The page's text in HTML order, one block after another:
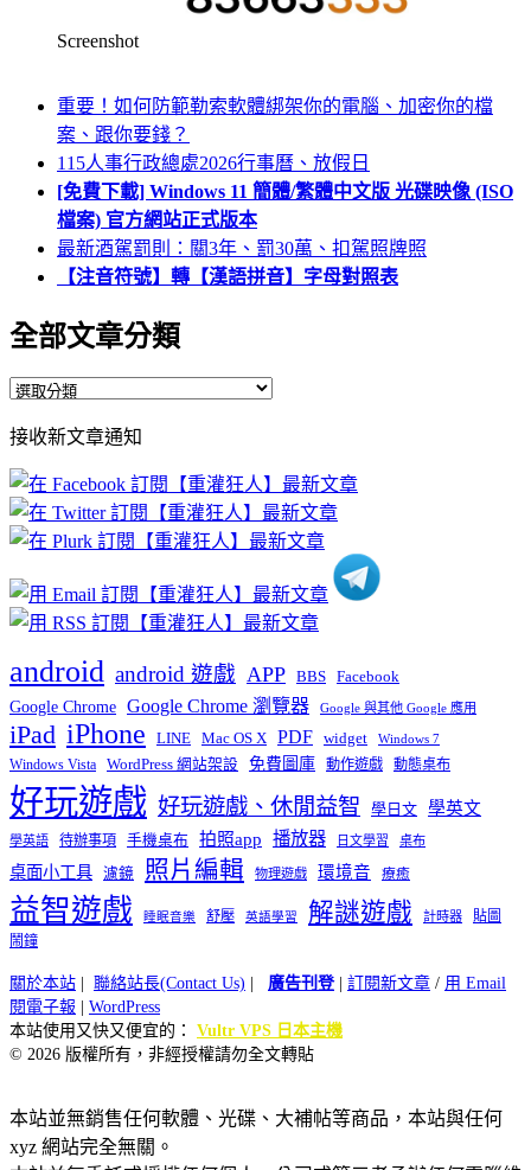
Screenshot
重要！如何防範勒索軟體綁架你的電腦、加密你的檔
案、跟你要錢？
115人事行政總處2026行事曆、放假日
[免費下載] Windows 11 簡體/繁體中文版 光碟映像 (ISO
檔案) 官方網站正式版本
最新酒駕罰則：關3年、罰30萬、扣駕照牌照
【注音符號】轉【漢語拼音】字母對照表
全部文章分類
全
文
章
分
類
接收新文章通知
android android 遊戲 APP BBS Facebook
Google Chrome Google Chrome 瀏覽器 Google 與其他 Google 應用
iPad iPhone LINE Mac OS X PDF widget Windows 7
Windows Vista WordPress 網站架設 免費圖庫 動作遊戲 動態桌布
好玩遊戲 好玩遊戲、休閒益智 學日文 學英文
學英語 待辦事項 手機桌布 拍照app 播放器 日文學習 桌布
桌面小工具 濾鏡 照片編輯 物理遊戲 環境音 療癒
益智遊戲 睡眠音樂 舒壓 英語學習 解謎遊戲 計時器
貼圖
鬧鐘
關於本站 聯絡站長(Contact Us) 廣告刊登| 訂閱新文章 / 用 Email
閱電子報
WordPress
本站使用又快又便宜的： Vultr VPS 日本主機
© 2026 版權所有，非經授權請勿全文轉貼
本站並無銷售任何軟體、光碟、大補帖等商品，本站與任何
xyz 網站完全無關。